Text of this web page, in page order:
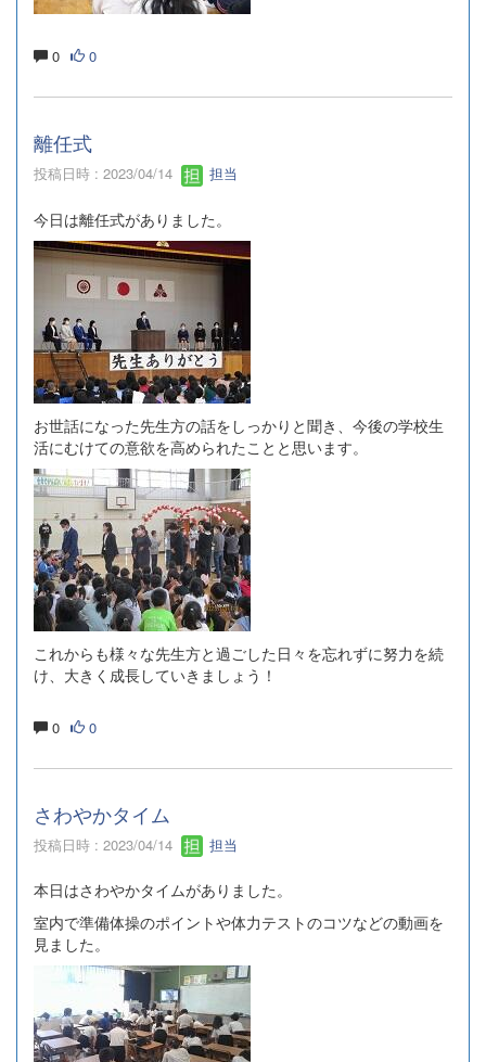
0 0
離任式
投稿日時 : 2023/04/14 担当
今日は離任式がありました。
お世話になった先生方の話をしっかりと聞き、今後の学校生
活にむけての意欲を高められたことと思います。
これからも様々な先生方と過ごした日々を忘れずに努力を続
け、大きく成長していきましょう！
0 0
さわやかタイム
投稿日時 : 2023/04/14 担当
本日はさわやかタイムがありました。
室内で準備体操のポイントや体力テストのコツなどの動画を
見ました。